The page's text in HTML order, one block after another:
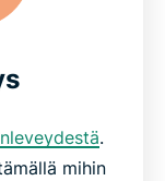
.
mihin